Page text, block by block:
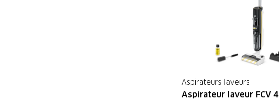
Aspirateurs laveurs
Aspirateur laveur FCV 4